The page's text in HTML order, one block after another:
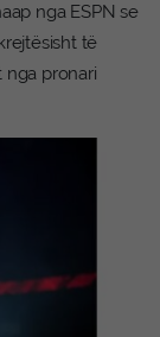
nga ESPN se
të
nga pronari